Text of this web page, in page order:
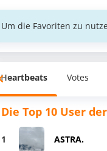
Um die Favoriten zu
Heartbeats Votes
Die Top 10 User
1 ASTRA.